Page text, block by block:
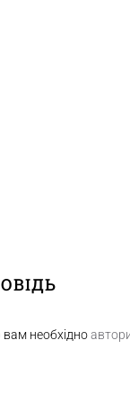
необхідно